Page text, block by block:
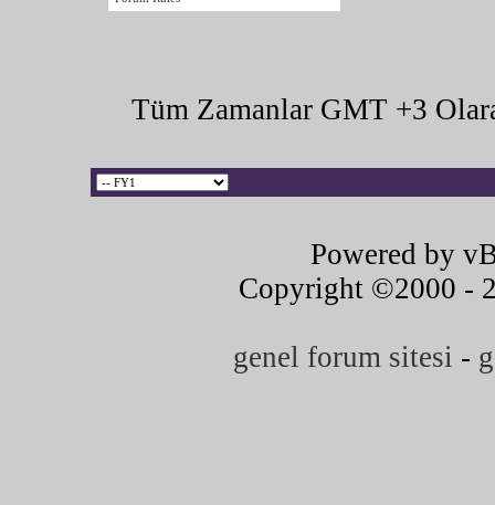
Tüm Zamanlar GMT +3
Powered by
Copyright ©2000 -
genel forum sitesi -